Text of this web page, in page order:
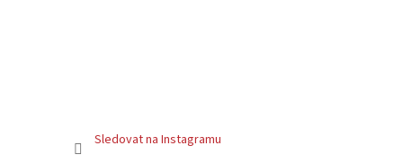
Sledovat na Instagramu